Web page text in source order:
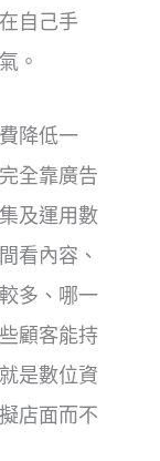
自己手
。
降低一
全靠廣告
及運用數
看內容、
多、哪一
顧客能持
是數位資
店面而不